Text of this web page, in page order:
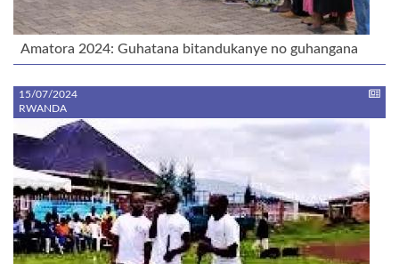
Amatora 2024: Guhatana bitandukanye no guhangana
15/07/2024
RWANDA